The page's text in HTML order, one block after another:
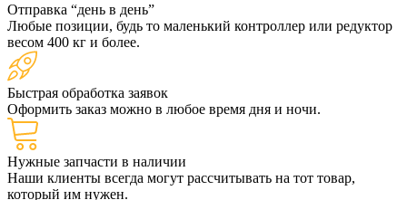
Отправка “день в день”
Любые позиции, будь то маленький контроллер или редуктор
весом 400 кг и более.
Быстрая обработка заявок
Оформить заказ можно в любое время дня и ночи.
Нужные запчасти в наличии
Наши клиенты всегда могут рассчитывать на тот товар,
который им нужен.